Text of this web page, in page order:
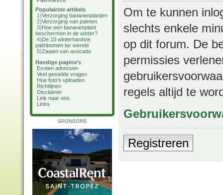
Populairste artikels
1)Verzorging bananenplanten
2)Verzorging van palmen
3)Hoe een bananenplant
beschermen in de winter?
4)De 10 winterhardste
palmbomen ter wereld
5)Zaaien van avocado
Handige pagina's
Exoten adressen
Veel gestelde vragen
Hoe foto's uploaden
Richtlijnen
Disclaimer
Link naar ons
Links
SPONSORS
Om te kunnen
slechts enkele
op dit forum. De
permissies
regels altijd te
Registreren